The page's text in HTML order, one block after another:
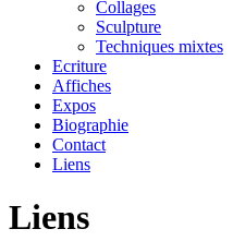
Collages
Sculpture
Techniques mixtes
Ecriture
Affiches
Expos
Biographie
Contact
Liens
Liens